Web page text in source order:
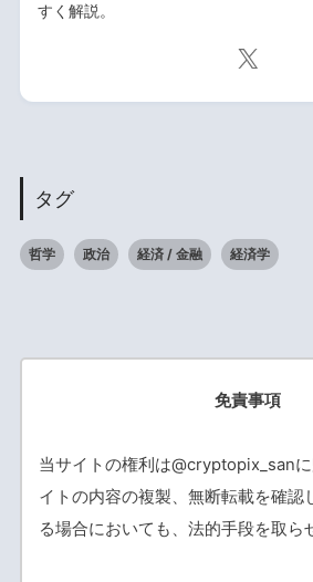
すく解説。
タグ
哲学 政治 経済 / 金融 経済学
免責事項
当サイトの権利は@cryptopix_san
イトの内容の複製、無断転載を確認
る場合においても、法的手段を取ら